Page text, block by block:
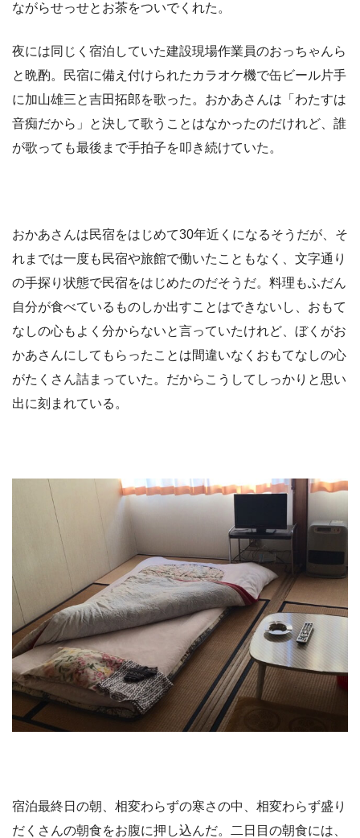
ながらせっせとお茶をついでくれた。
夜には同じく宿泊していた建設現場作業員のおっちゃんら
と晩酌。民宿に備え付けられたカラオケ機で缶ビール片手
に加山雄三と吉田拓郎を歌った。おかあさんは「わたすは
音痴だから」と決して歌うことはなかったのだけれど、誰
が歌っても最後まで手拍子を叩き続けていた。
おかあさんは民宿をはじめて30年近くになるそうだが、そ
れまでは一度も民宿や旅館で働いたこともなく、文字通り
の手探り状態で民宿をはじめたのだそうだ。料理もふだん
自分が食べているものしか出すことはできないし、おもて
なしの心もよく分からないと言っていたけれど、ぼくがお
かあさんにしてもらったことは間違いなくおもてなしの心
がたくさん詰まっていた。だからこうしてしっかりと思い
出に刻まれている。
宿泊最終日の朝、相変わらずの寒さの中、相変わらず盛り
だくさんの朝食をお腹に押し込んだ。二日目の朝食には、